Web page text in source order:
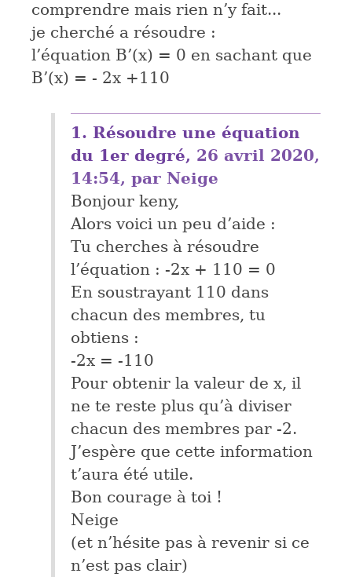
comprendre mais rien n’y fait...
je cherché a résoudre :
l’équation B’(x) = 0 en sachant que
B’(x) = - 2x +110
1. Résoudre une équation
du 1er degré, 26 avril 2020,
14:54, par Neige
Bonjour keny,
Alors voici un peu d’aide :
Tu cherches à résoudre
l’équation : -2x + 110 = 0
En soustrayant 110 dans
chacun des membres, tu
obtiens :
-2x = -110
Pour obtenir la valeur de x, il
ne te reste plus qu’à diviser
chacun des membres par -2.
J’espère que cette information
t’aura été utile.
Bon courage à toi !
Neige
(et n’hésite pas à revenir si ce
n’est pas clair)